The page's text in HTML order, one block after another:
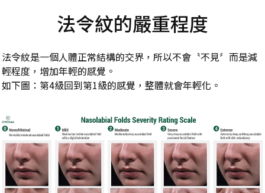
法令紋的嚴重程度
法令紋是一個人體正常結構的交界，所以不會〝不見〞而是減
輕程度，增加年輕的感覺。
如下圖：第4級回到第1級的感覺，整體就會年輕化。